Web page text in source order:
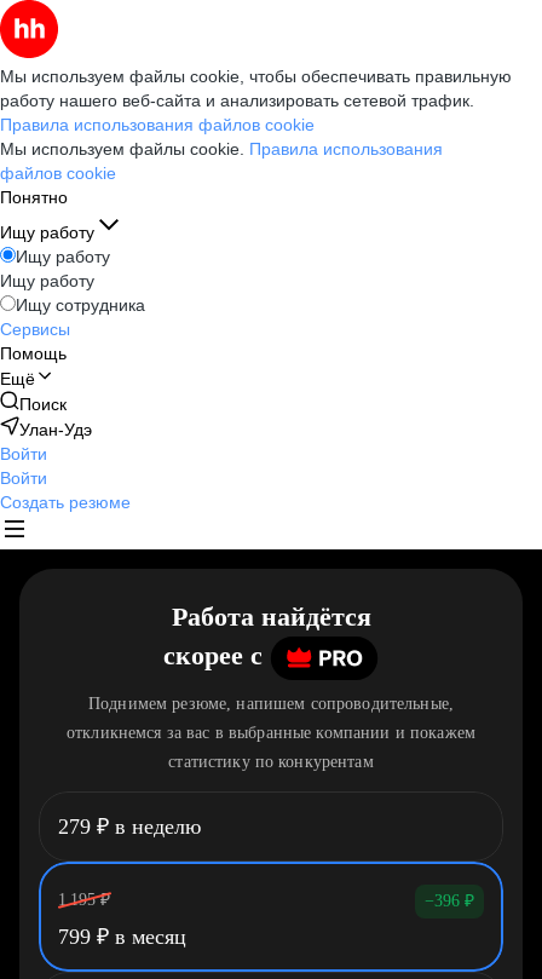
Мы используем файлы cookie, чтобы обеспечивать правильную
работу нашего веб-сайта и анализировать сетевой трафик.
Правила использования файлов cookie
Мы используем файлы cookie. Правила использования
файлов cookie
Понятно
Ищу работу
Ищу работу
Ищу работу
Ищу сотрудника
Сервисы
Помощь
Ещё
Поиск
Улан-Удэ
Войти
Войти
Создать резюме
Работа найдётся
скорее c
Поднимем резюме, напишем сопроводительные,
откликнемся за вас в выбранные компании и покажем
статистику по конкурентам
279 ₽ в неделю
1 195 ₽ −396 ₽
799 ₽ в месяц